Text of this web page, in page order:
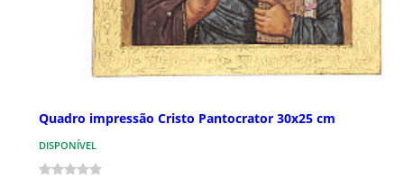
Quadro impressão Cristo Pantocrator 30x25 cm
DISPONÍVEL